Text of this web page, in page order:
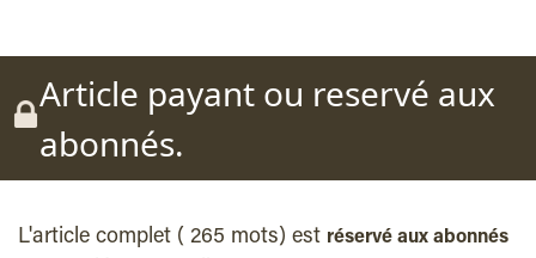
Article payant ou reservé aux
abonnés.
L'article complet ( 265 mots) est réservé aux abonnés